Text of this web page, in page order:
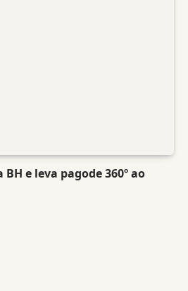
e leva pagode 360º ao